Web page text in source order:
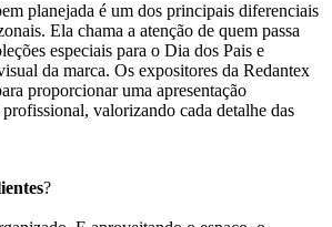
planejada é um dos principais diferenciais
Ela chama a atenção de quem passa
especiais para o Dia dos Pais e
da marca. Os expositores da Redantex
proporcionar uma apresentação
valorizando cada detalhe das
?